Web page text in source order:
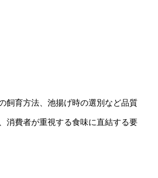
飼育方法、池揚げ時の選別など品質
消費者が重視する食味に直結する要